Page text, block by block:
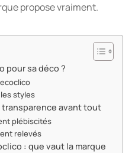
propose vraiment.
pour sa déco ?
styles
avant tout
plébiscités
relevés
: que vaut la marque